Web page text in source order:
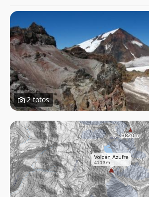
2 fotos